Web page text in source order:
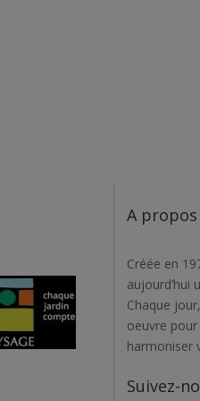
A propos
Créée en
aujourd’hui
Chaque
oeuvre
harmoniser
Suivez-